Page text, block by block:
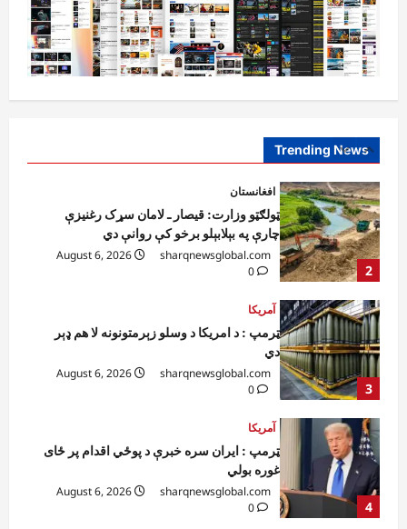
Trending News
1
sharqnewsglobal.com
August 6, 2026
0
2
افغانستان
sharqnewsglobal.com
3
آمریکا
ټرمپ : د امریکا د وسلو زېرمتونونه لا هم ډېر
دي
sharqnewsglobal.com
0
4
آمریکا
ټرمپ : ایران سره خبرې د پوځي اقدام پر ځای
غوره بولي
sharqnewsglobal.com
0
5
افغانستان
کورنیو چارو وزارت: حیرتان کې د بهرنیو
اسعارو د قاچاق هڅه شنډه شوه
sharqnewsglobal.com
0